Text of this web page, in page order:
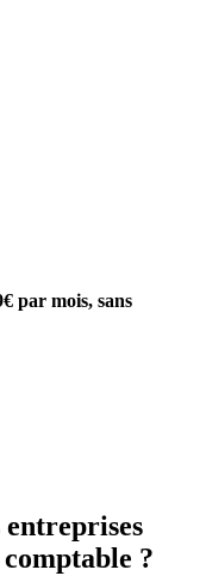
par mois, sans
entreprises
?